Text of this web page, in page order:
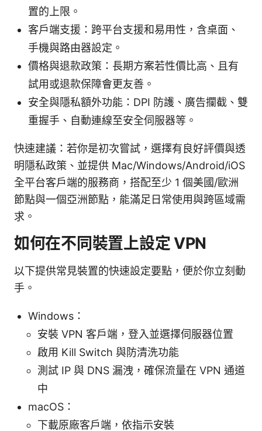
置的上限。
客戶端支援：跨平台支援和易用性，含桌面、
手機與路由器設定。
價格與退款政策：長期方案若性價比高、且有
試用或退款保障會更友善。
安全與隱私額外功能：DPI 防護、廣告攔截、雙
重握手、自動連線至安全伺服器等。
快速建議：若你是初次嘗試，選擇有良好評價與透
明隱私政策、並提供 Mac/Windows/Android/iOS
全平台客戶端的服務商，搭配至少 1 個美國/歐洲
節點與一個亞洲節點，能滿足日常使用與跨區域需
求。
如何在不同裝置上設定 VPN
以下提供常見裝置的快速設定要點，便於你立刻動
手。
Windows：
安裝 VPN 客戶端，登入並選擇伺服器位置
啟用 Kill Switch 與防清洗功能
測試 IP 與 DNS 漏洩，確保流量在 VPN 通道
中
macOS：
下載原廠客戶端，依指示安裝